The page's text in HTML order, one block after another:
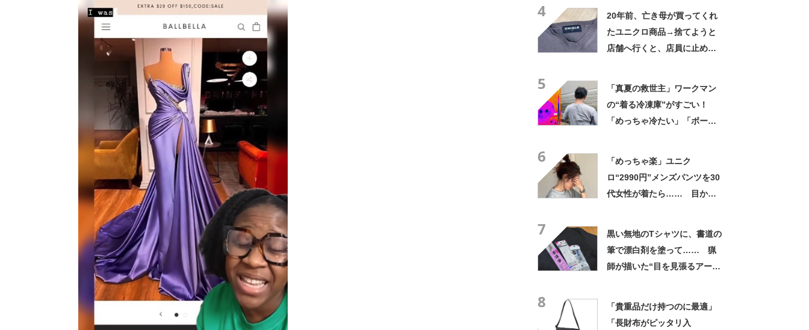
4
20年前、亡き母が買ってくれ
たユニクロ商品→捨てようと
店舗へ行くと、店員に止めら
5
「真夏の救世主」ワークマン
の“着る冷凍庫”がすごい！
「めっちゃ冷たい」「ボーッ
6
「めっちゃ楽」ユニク
ロ“2990円”メンズパンツを30
代女性が着たら…… 目から
7
黒い無地のTシャツに、書道の
筆で漂白剤を塗って…… 猟
師が描いた“目を見張るアー
8
「貴重品だけ持つのに最適」
「長財布がピッタリ入